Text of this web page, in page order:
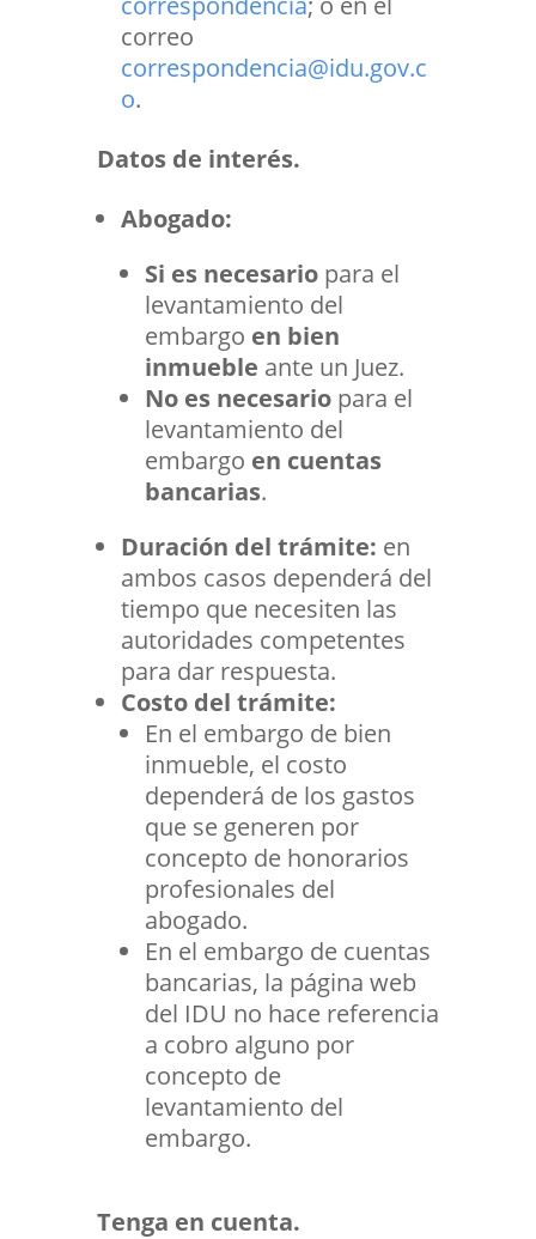
correo
correspondencia@idu.gov.c
o.
Datos de interés.
Abogado:
Si es necesariopara el
levantamiento del
embargo en bien
inmueble ante un Juez.
No es necesariopara el
levantamiento del
embargo en cuentas
bancarias.
Duración del trámite: en
ambos casos dependerá del
tiempo que necesiten las
autoridades competentes
para dar respuesta.
Costo del trámite:
En el embargo de bien
inmueble, el costo
dependerá de los gastos
que se generen por
concepto de honorarios
profesionales del
abogado.
En el embargo de cuentas
bancarias, la página web
del IDU no hace referencia
a cobro alguno por
concepto de
levantamiento del
embargo.
Tenga en cuenta.